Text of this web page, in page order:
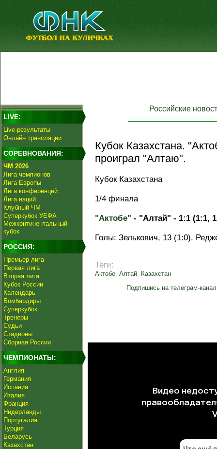
LIVE:
Live-результаты
Онлайн трансляции
СОРЕВНОВАНИЯ:
ЧМ 2026
Лига чемпионов
Лига Европы
Лига конференций
Лига наций
Клубный ЧМ
Суперкубок УЕФА
Межконтинентальный
кубок
РОССИЯ:
Премьер-лига
Первая лига
Вторая лига
Кубок России
Календарь
Бомбардиры
Суперкубок
Тренеры
Судьи
Стадионы
Сборная России
ЧЕМПИОНАТЫ:
Англия
Германия
Испания
Италия
Франция
Нидерланды
Португалия
Турция
Беларусь
Казахстан
Российские
Кубок Казахстана.
проиграл "Алтаю".
Кубок Казахстана
1/4 финала
"Актобе" - "Алтай" - 1:1 (1:1,
Голы: Зелькович, 13 (1:0).
Теги:
Актобе, Алтай, Казахстан
Подпишись на телеграм-